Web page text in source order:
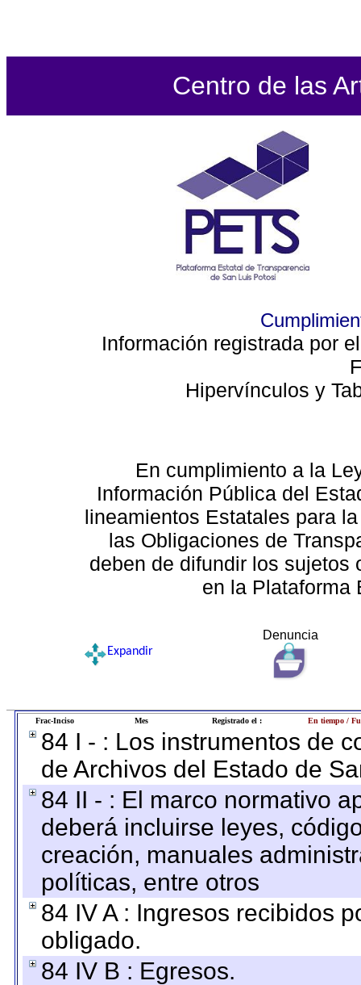
Centro de las
Información registrada por
Hipervínculos y
En cumplimiento a la
Información Pública del
lineamientos Estatales para
las Obligaciones de
deben de difundir los sujetos
en la Plataforma
Denuncia
Expandir
Frac-Inciso Mes Registrado el : En tiempo /
84 I - : Los instrumentos de
de Archivos del Estado de
84 II - : El marco normativo
deberá incluirse leyes,
creación, manuales
políticas, entre otros
84 IV A : Ingresos recibidos
obligado.
84 IV B : Egresos.